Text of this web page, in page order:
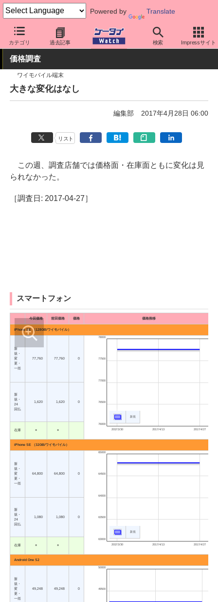
Powered by Translate
カテゴリ 過去記事 検索 Impressサイト
ケータイ Watch 業界動向 調査
価格調査
ワイモバイル端末
大きな変化はなし
編集部 2017年4月28日 06:00
リスト
この週、調査店舗では価格面・在庫面ともに変化は見
られなかった。
［調査日: 2017-04-27］
スマートフォン
今回価格 前回価格 価格 価格推移
iPhone SE （128GB/ワイモバイル）
新
規・
変
更・
一括
77,760 77,760 0
2017/3/30 2017/4/13 2017/4/27
76000
76500
77000
77500
78000
新規
新
規・
24
回払
1,620 1,620 0
在庫 ○ ○
iPhone SE （32GB/ワイモバイル）
新
規・
変
更・
一括
64,800 64,800 0
2017/3/30 2017/4/13 2017/4/27
63000
63500
64000
64500
65000
新規
新
規・
24
回払
1,080 1,080 0
在庫 ○ ○
Android One S2
新
規・
変
更・
一括
49,248 49,248 0 49500
50000